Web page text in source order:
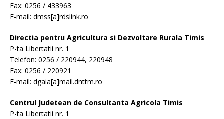
Fax: 0256 / 433963
E-mail: dmss[a]rdslink.ro
Directia pentru Agricultura si Dezvoltare Rurala Timis
P-ta Libertatii nr. 1
Telefon: 0256 / 220944, 220948
Fax: 0256 / 220921
E-mail: dgaia[a]mail.dnttm.ro
Centrul Judetean de Consultanta Agricola Timis
P-ta Libertatii nr. 1